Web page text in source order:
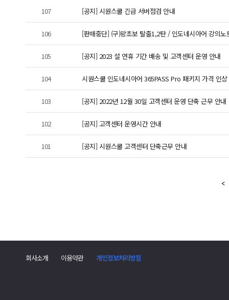
107 [공지] 시원스쿨 긴급 서버점검 안내
106 [판매중단] (구)왕초보 탈출1,2탄 / 인도네시아어 강의노
105 [공지] 2023 설 연휴 기간 배송 및 고객센터 운영 안내
104 시원스쿨 인도네시아어 365PASS Pro 패키지 가격 인
103 [공지] 2022년 12월 30일 고객센터 운영 단축 근무 안내
102 [공지] 고객센터 운영시간 안내
101 [공지] 시원스쿨 고객센터 단축근무 안내
회사소개 이용약관 개인정보처리방침